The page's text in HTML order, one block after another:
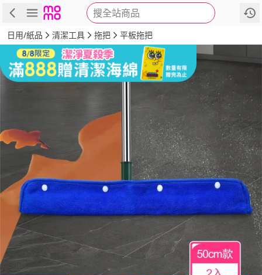
搜全站商品
商品 評價 詳情
日用/紙品 清潔工具 拖把 平板拖把